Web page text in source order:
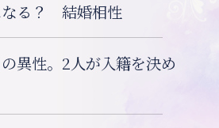
なる？ 結婚相性
異性。2人が入籍を決め